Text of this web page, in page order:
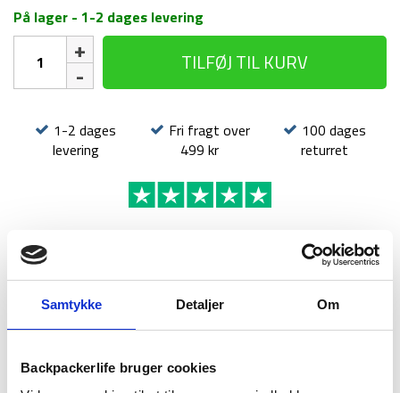
Samtykke Detaljer Om
Backpackerlife bruger cookies
På lager - 1-2 dages levering
Treklife
Block
antal
TILFØJ TIL KURV
1-2 dages
levering
Fri fragt over
499 kr
100 dages
returret
BESKRIVELSE BRAND FAQ